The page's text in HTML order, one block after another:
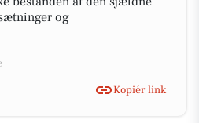
og
Kopiér link